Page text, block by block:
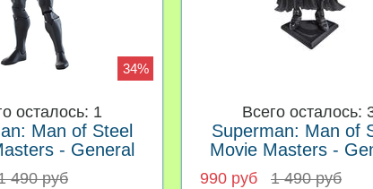
34%
осталось: 1
Man of Steel
- General
Zod
490 руб
Всего осталось:
Superman: Man of
Movie Masters -
Zod With Armor
990 руб 1 490 руб